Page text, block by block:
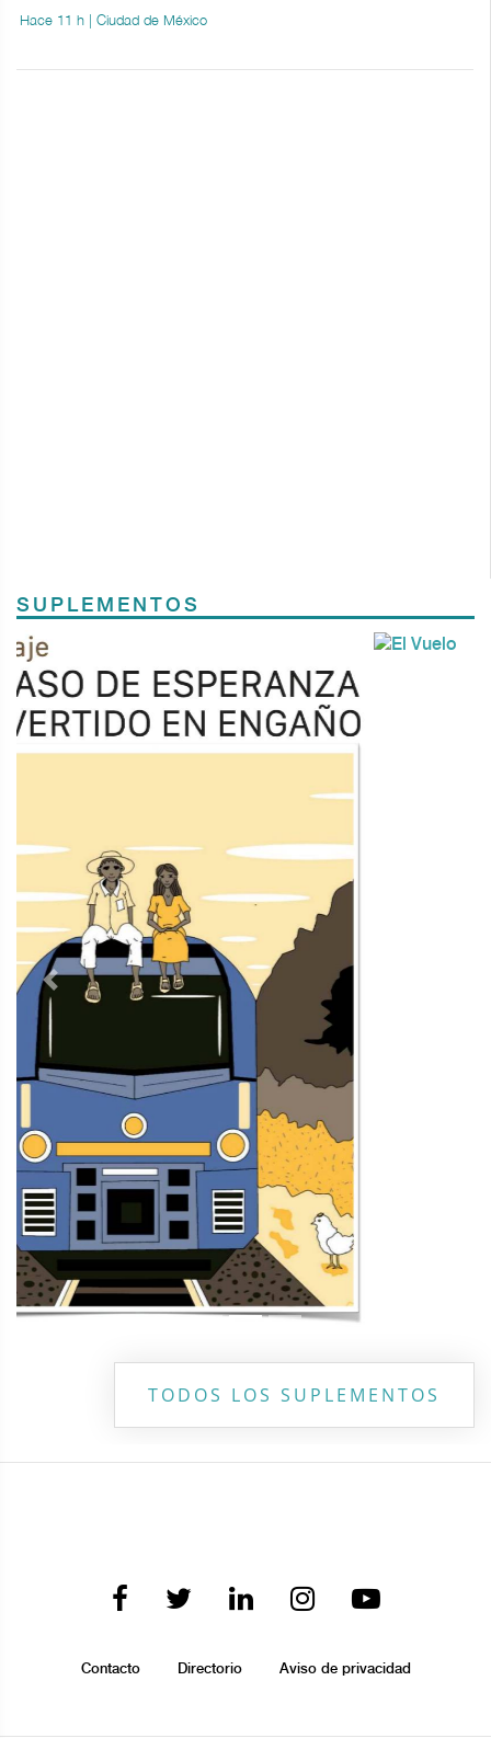
Hace 11 h | Ciudad de México
SUPLEMENTOS
Next
TODOS LOS SUPLEMENTOS
Contacto Directorio Aviso de privacidad
Copyright ©2026 Todos los derechos reservados | La Jornada
Maya